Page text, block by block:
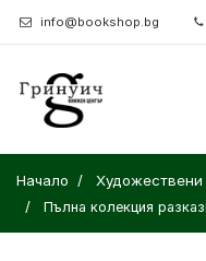
info@bookshop.bg
Начало Художествени
Пълна колекция